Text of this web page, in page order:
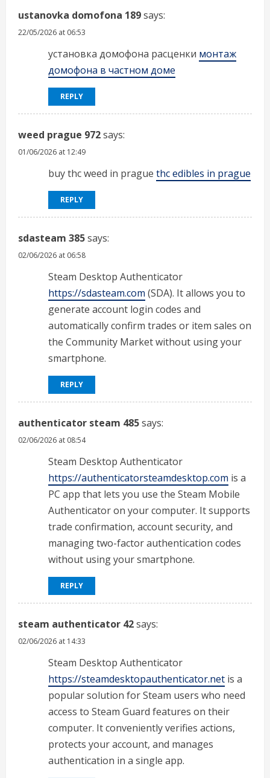
ustanovka domofona 189says:
22/05/2026 at 06:53
установка домофона расценки монтаж
домофона в частном доме
REPLY
weed prague 972says:
01/06/2026 at 12:49
buy thc weed in prague thc edibles in prague
REPLY
sdasteam 385says:
02/06/2026 at 06:58
Steam Desktop Authenticator
https://sdasteam.com (SDA). It allows you to
generate account login codes and
automatically confirm trades or item sales on
the Community Market without using your
smartphone.
REPLY
authenticator steam 485says:
02/06/2026 at 08:54
Steam Desktop Authenticator
https://authenticatorsteamdesktop.com is a
PC app that lets you use the Steam Mobile
Authenticator on your computer. It supports
trade confirmation, account security, and
managing two-factor authentication codes
without using your smartphone.
REPLY
steam authenticator 42says:
02/06/2026 at 14:33
Steam Desktop Authenticator
https://steamdesktopauthenticator.net is a
popular solution for Steam users who need
access to Steam Guard features on their
computer. It conveniently verifies actions,
protects your account, and manages
authentication in a single app.